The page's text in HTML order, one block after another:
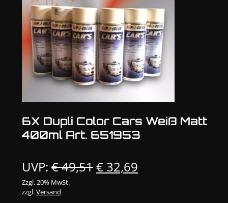
6X Dupli Color Cars Weiß Matt
400ml Art. 651953
UVP: €49,51Ursprünglicher
€ 32,69
Zzgl. 20% MwSt.
zzgl.Versand